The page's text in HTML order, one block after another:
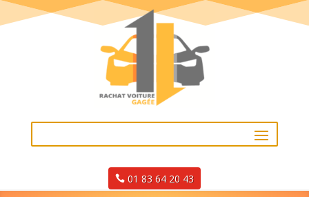
01 83 64 20 43